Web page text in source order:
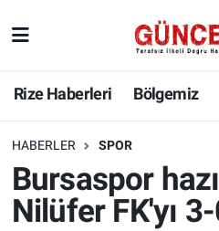
Rize Haberleri Bölgemiz
HABERLER SPOR
Bursaspor
Nilüfer FK'yı